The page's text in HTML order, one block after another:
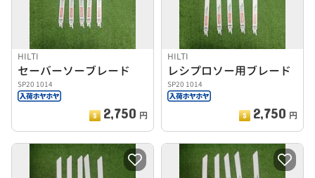
HILTI
セーバーソーブレード
SP20 1014
2,750 円
HILTI
レシプロソー用ブレード
SP20 1014
2,750 円